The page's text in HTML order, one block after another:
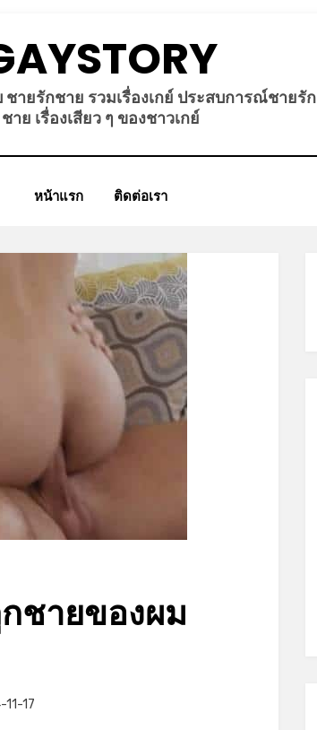
ชายรักชาย รวมเรื่องเกย์ ประสบการณ์ชายรัก
ชาย เรื่องเสียว ๆ ของชาวเกย์
หน้าแรก ติดต่อเรา
ชายของผม
17